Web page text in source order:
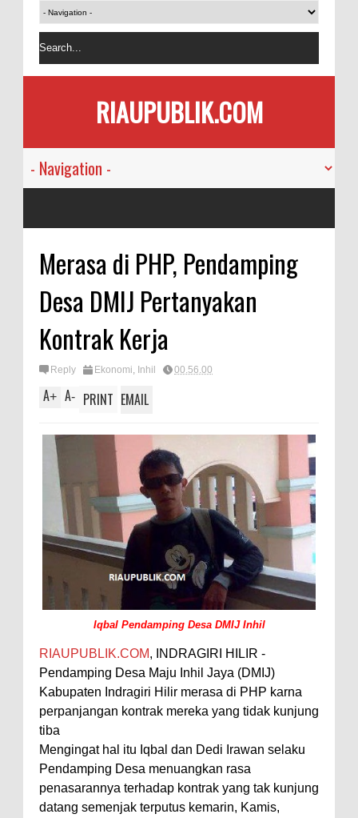
RIAUPUBLIK.COM
Merasa di PHP, Pendamping
Desa DMIJ Pertanyakan
Kontrak Kerja
Reply Ekonomi, Inhil 00.56.00
A+ A- PRINT EMAIL
Iqbal Pendamping Desa DMIJ Inhil
RIAUPUBLIK.COM, INDRAGIRI HILIR -
Pendamping Desa Maju Inhil Jaya (DMIJ)
Kabupaten Indragiri Hilir merasa di PHP karna
perpanjangan kontrak mereka yang tidak kunjung
tiba
Mengingat hal itu Iqbal dan Dedi Irawan selaku
Pendamping Desa menuangkan rasa
penasarannya terhadap kontrak yang tak kunjung
datang semenjak terputus kemarin, Kamis,